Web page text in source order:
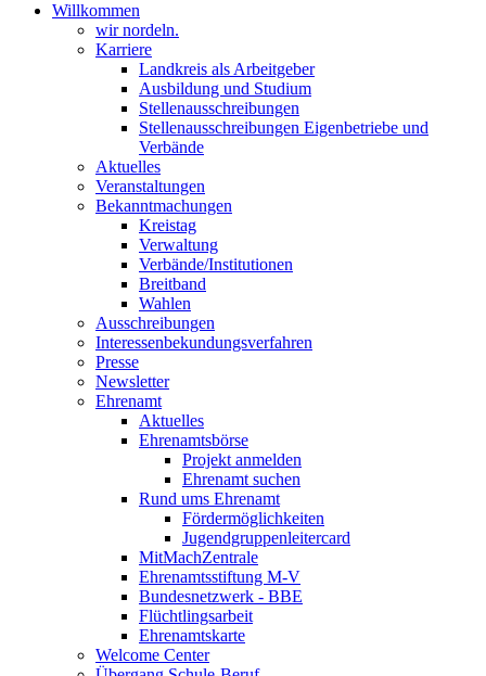
Willkommen
wir nordeln.
Karriere
Landkreis als Arbeitgeber
Ausbildung und Studium
Stellenausschreibungen
Stellenausschreibungen Eigenbetriebe und
Verbände
Aktuelles
Veranstaltungen
Bekanntmachungen
Kreistag
Verwaltung
Verbände/Institutionen
Breitband
Wahlen
Ausschreibungen
Interessen­bekundungsverfahren
Presse
Newsletter
Ehrenamt
Aktuelles
Ehrenamtsbörse
Projekt anmelden
Ehrenamt suchen
Rund ums Ehrenamt
Fördermöglichkeiten
Jugendgruppenleitercard
MitMachZentrale
Ehrenamtsstiftung M-V
Bundesnetzwerk - BBE
Flüchtlingsarbeit
Ehrenamtskarte
Welcome Center